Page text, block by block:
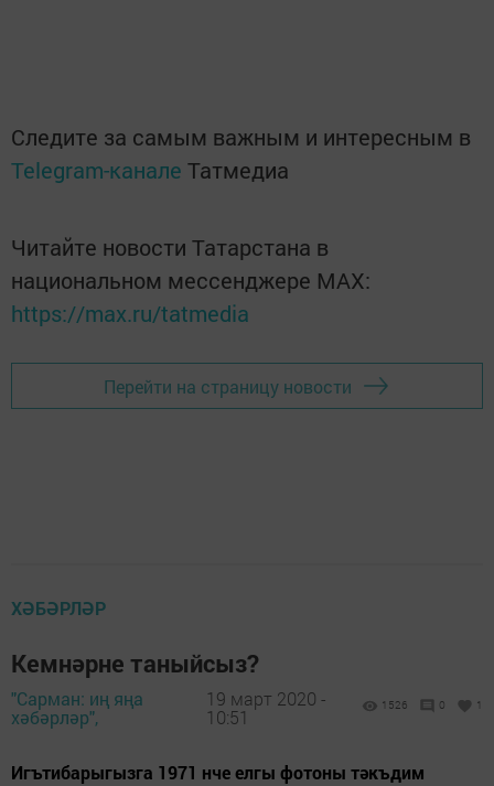
Следите за самым важным и интересным в
Telegram-канале Татмедиа
Читайте новости Татарстана в
национальном мессенджере MАХ:
https://max.ru/tatmedia
Перейти на страницу новости
ХӘБӘРЛӘР
Кемнәрне таныйсыз?
"Сарман: иң яңа
хәбәрләр",
19 март 2020 -
10:51
1526 0 1
Игътибарыгызга 1971 нче елгы фотоны тәкъдим